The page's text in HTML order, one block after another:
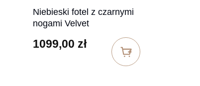
Niebieski fotel z czarnymi
nogami Velvet
1099,00 zł